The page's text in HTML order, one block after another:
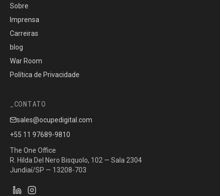
Sobre
Imprensa
Carreiras
blog
War Room
Política de Privacidade
CONTATO
sales@ocupedigital.com
+55 11 97689-9810
The One Office
R. Hilda Del Nero Bisquolo, 102 — Sala 2304
Jundiaí/SP — 13208-703